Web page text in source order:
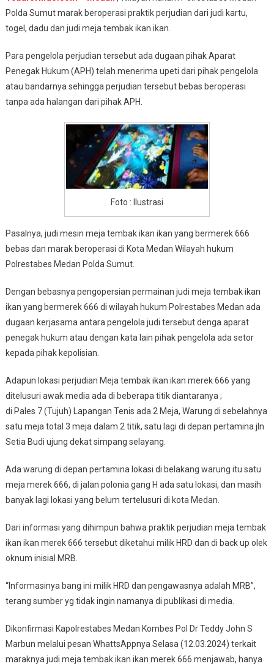
Polda Sumut marak beroperasi praktik perjudian dari judi kartu,
togel, dadu dan judi meja tembak ikan ikan.
Para pengelola perjudian tersebut ada dugaan pihak Aparat
Penegak Hukum (APH) telah menerima upeti dari pihak pengelola
atau bandarnya sehingga perjudian tersebut bebas beroperasi
tanpa ada halangan dari pihak APH.
Foto : Ilustrasi
Pasalnya, judi mesin meja tembak ikan ikan yang bermerek 666
bebas dan marak beroperasi di Kota Medan Wilayah hukum
Polrestabes Medan Polda Sumut.
Dengan bebasnya pengopersian permainan judi meja tembak ikan
ikan yang bermerek 666 di wilayah hukum Polrestabes Medan ada
dugaan kerjasama antara pengelola judi tersebut denga aparat
penegak hukum atau dengan kata lain pihak pengelola ada setor
kepada pihak kepolisian.
Adapun lokasi perjudian Meja tembak ikan ikan merek 666 yang
ditelusuri awak media ada di beberapa titik diantaranya ;
di Pales 7 (Tujuh) Lapangan Tenis ada 2 Meja, Warung di sebelahnya
satu meja total 3 meja dalam 2 titik, satu lagi di depan pertamina jln
Setia Budi ujung dekat simpang selayang.
Ada warung di depan pertamina lokasi di belakang warung itu satu
meja merek 666, di jalan polonia gang H ada satu lokasi, dan masih
banyak lagi lokasi yang belum tertelusuri di kota Medan.
Dari informasi yang dihimpun bahwa praktik perjudian meja tembak
ikan ikan merek 666 tersebut diketahui milik HRD dan di back up olek
oknum inisial MRB.
“Informasinya bang ini milik HRD dan pengawasnya adalah MRB”,
terang sumber yg tidak ingin namanya di publikasi di media.
Dikonfirmasi Kapolrestabes Medan Kombes Pol Dr Teddy John S
Marbun melalui pesan WhattsAppnya Selasa (12.03.2024) terkait
maraknya judi meja tembak ikan ikan merek 666 menjawab, hanya